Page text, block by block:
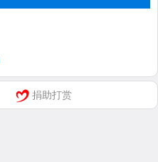
捐助打赏